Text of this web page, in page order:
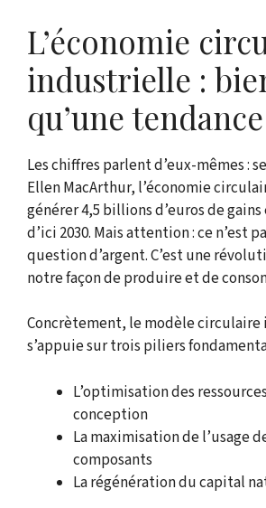
L’économie
industrielle :
qu’une tendance
Les chiffres parlent d’eux-mêmes :
Ellen MacArthur, l’économie
générer 4,5 billions d’euros de
d’ici 2030. Mais attention : ce n’est
question d’argent. C’est une
notre façon de produire et de
Concrètement, le modèle
s’appuie sur trois piliers
L’optimisation des
conception
La maximisation de l’usage
composants
La régénération du capital